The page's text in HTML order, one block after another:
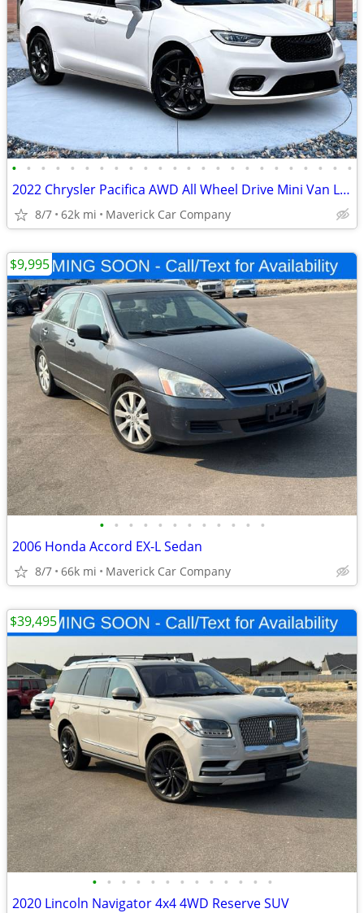
• • • • • • • • • • • • • • • • • • • • • • • •
2022 Chrysler Pacifica AWD All Wheel Drive Mini Van Limited Passenger
8/7 62k mi Maverick Car Company
• • • • • • • • • • • •
2006 Honda Accord EX-L Sedan
8/7 66k mi Maverick Car Company
$9,995
• • • • • • • • • • • • •
2020 Lincoln Navigator 4x4 4WD Reserve SUV
$39,495